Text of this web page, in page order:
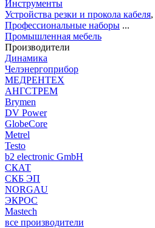
Инструменты
Устройства резки и прокола кабеля,
Профессиональные наборы ...
Промышленная мебель
Производители
Динамика
Челэнергоприбор
МЕДРЕНТЕХ
АНГСТРЕМ
Brymen
DV Power
GlobeCore
Metrel
Testo
b2 electronic GmbH
СКАТ
СКБ ЭП
NORGAU
ЭКРОС
Mastech
все производители